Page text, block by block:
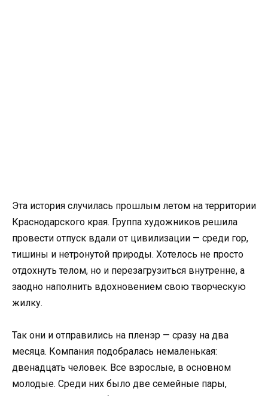
Эта история случилась прошлым летом на территории
Краснодарского края. Группа художников решила
провести отпуск вдали от цивилизации — среди гор,
тишины и нетронутой природы. Хотелось не просто
отдохнуть телом, но и перезагрузиться внутренне, а
заодно наполнить вдохновением свою творческую
жилку.
Так они и отправились на пленэр — сразу на два
месяца. Компания подобралась немаленькая:
двенадцать человек. Все взрослые, в основном
молодые. Среди них было две семейные пары,